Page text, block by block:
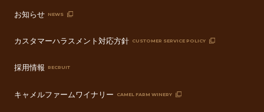
お知らせ NEWS
カスタマーハラスメント対応方針 CUSTOMER SERVICE POLICY
採用情報 RECRUIT
キャメルファームワイナリー CAMEL FARM WINERY